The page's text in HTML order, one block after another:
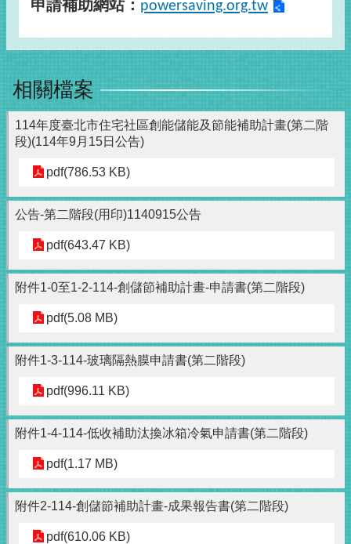
申請補助網站： powersaving.org.tw
相關檔案
114年度臺北市住宅社區創能儲能及節能補助計畫(第二階
段)(114年9月15日公告)
pdf(786.53 KB)
公告-第二階段(用印)1140915公告
pdf(643.47 KB)
附件1-0至1-2-114-創儲節補助計畫-申請書(第二階段)
pdf(5.08 MB)
附件1-3-114-玻璃隔熱膜申請書(第二階段)
pdf(996.11 KB)
附件1-4-114-低收補助汰換冰箱冷氣申請書(第二階段)
pdf(1.17 MB)
附件2-114-創儲節補助計畫-成果報告書(第二階段)
pdf(610.06 KB)